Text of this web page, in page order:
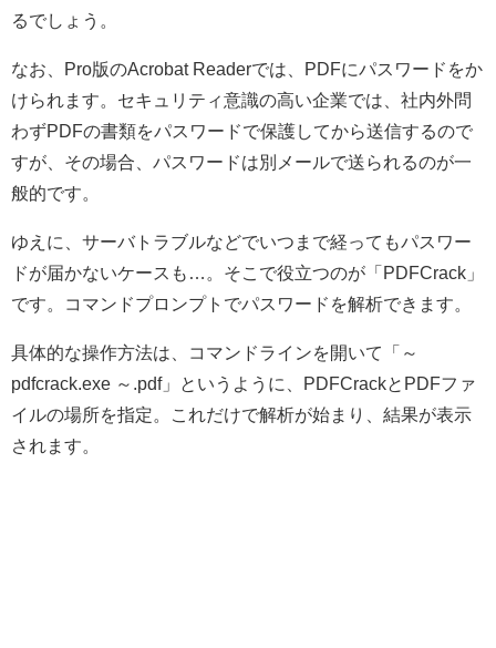
るでしょう。
なお、Pro版のAcrobat Readerでは、PDFにパスワードをか
けられます。セキュリティ意識の高い企業では、社内外問
わずPDFの書類をパスワードで保護してから送信するので
すが、その場合、パスワードは別メールで送られるのが一
般的です。
ゆえに、サーバトラブルなどでいつまで経ってもパスワー
ドが届かないケースも…。そこで役立つのが「PDFCrack」
です。コマンドプロンプトでパスワードを解析できます。
具体的な操作方法は、コマンドラインを開いて「～
pdfcrack.exe ～.pdf」というように、PDFCrackとPDFファ
イルの場所を指定。これだけで解析が始まり、結果が表示
されます。